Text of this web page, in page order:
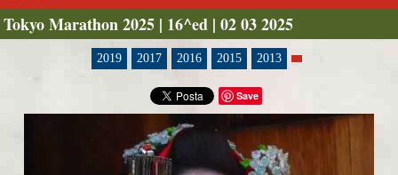
Tokyo Marathon 2025 | 16^ed | 02 03 2025
2019 2017 2016 2015 2013
Save